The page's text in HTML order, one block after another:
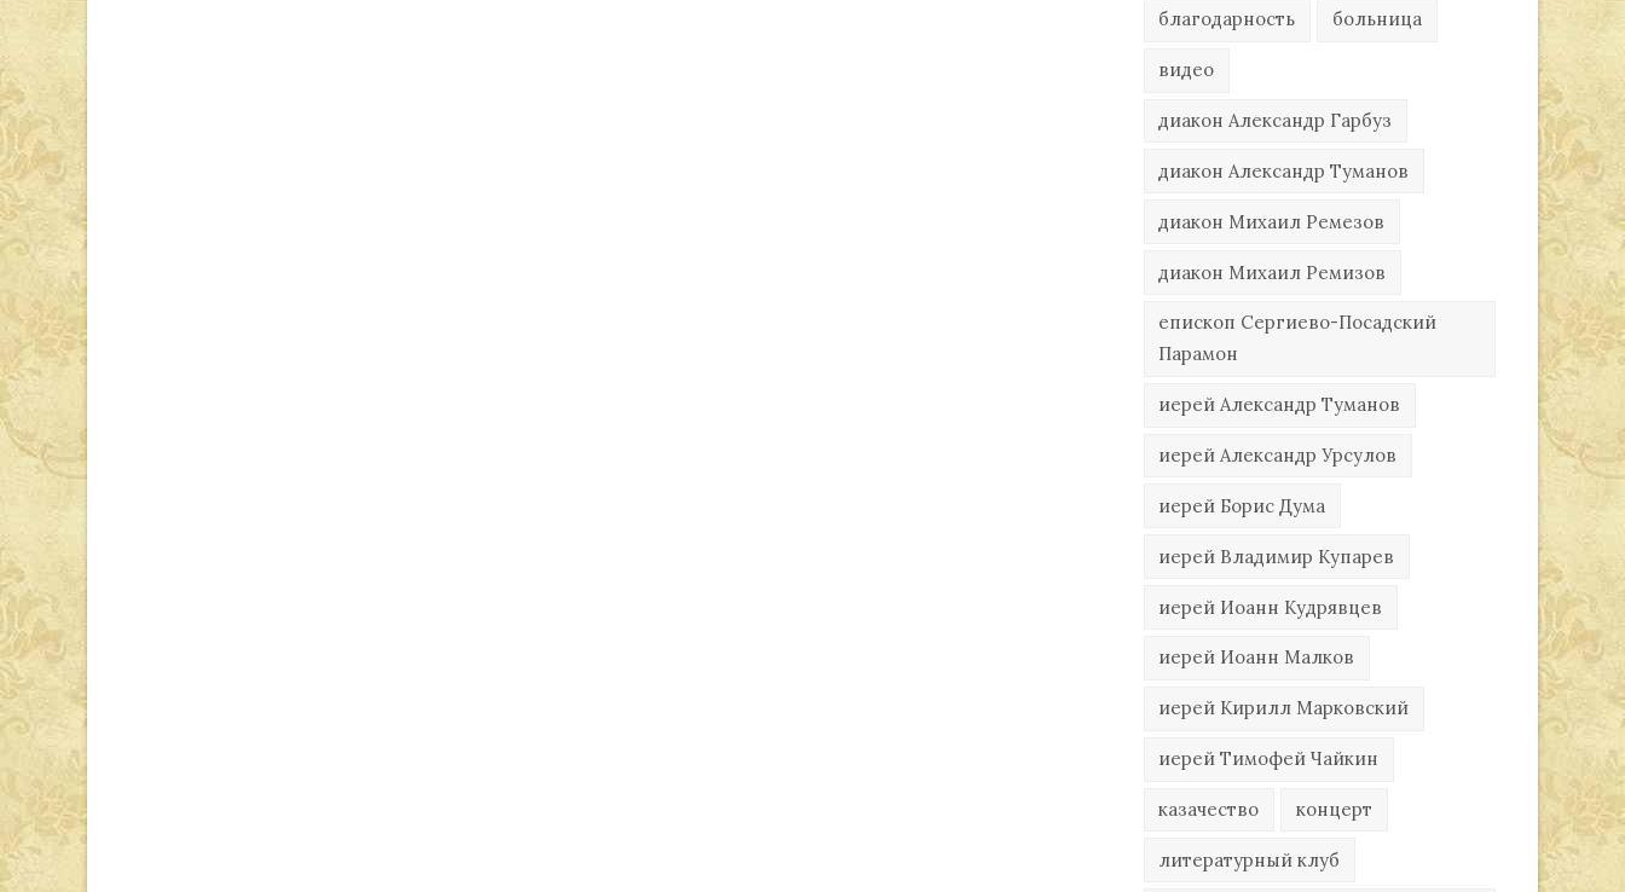
благодарность больница
видео
диакон Александр Гарбуз
диакон Александр Туманов
диакон Михаил Ремезов
диакон Михаил Ремизов
епископ Сергиево-Посадский
Парамон
иерей Александр Туманов
иерей Александр Урсулов
иерей Борис Дума
иерей Владимир Купарев
иерей Иоанн Кудрявцев
иерей Иоанн Малков
иерей Кирилл Марковский
иерей Тимофей Чайкин
казачество концерт
литературный клуб